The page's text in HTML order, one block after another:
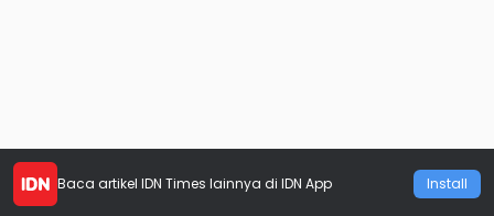
Baca artikel IDN Times lainnya di IDN App Install